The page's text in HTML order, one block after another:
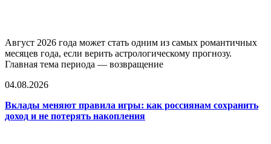
Август 2026 года может стать одним из самых романтичных
месяцев года, если верить астрологическому прогнозу.
Главная тема периода — возвращение
04.08.2026
Вклады меняют правила игры: как россиянам сохранить
доход и не потерять накопления